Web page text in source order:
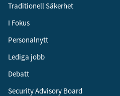
Traditionell Säkerhet
I Fokus
Personalnytt
Lediga jobb
Debatt
Security Advisory Board